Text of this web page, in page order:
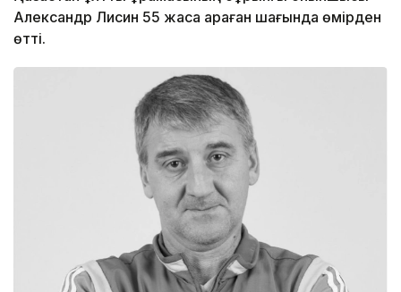
Александр Лисин 55 жасқа қараған шағында өмірден
өтті.